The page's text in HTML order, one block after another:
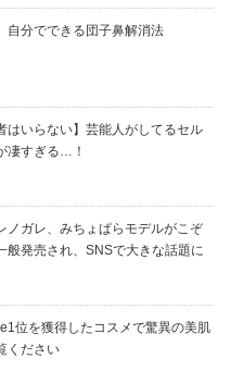
自分でできる団子鼻解消法
はいらない】芸能人がしてるセル
凄すぎる…！
ノガレ、みちょぱらモデルがこぞ
般発売され、SNSで大きな話題に
位を獲得したコスメで驚異の美肌
ください